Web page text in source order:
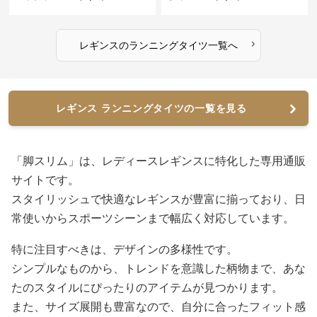
レギンスのランニングタイツ一覧へ ›
レギンス ランニングタイツの一覧を見る
「脚スリム」は、レディースレギンスに特化した専用通販
サイトです。
スタイリッシュで快適なレギンスが豊富に揃っており、日
常使いからスポーツシーンまで幅広く対応しています。
特に注目すべきは、デザインの多様性です。
シンプルなものから、トレンドを意識した柄物まで、あな
たのスタイルにぴったりのアイテムが見つかります。
また、サイズ展開も豊富なので、自分に合ったフィット感